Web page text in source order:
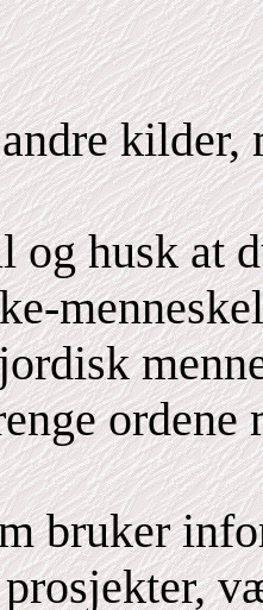
kilder,
og husk at
ordene
bruker